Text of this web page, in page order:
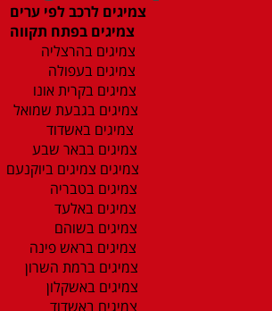
צמיגים לרכב לפי ערים
צמיגים בפתח תקווה
צמיגים בהרצליה
צמיגים בעפולה
צמיגים בקרית אונו
צמיגים בגבעת שמואל
צמיגים באשדוד
צמיגים בבאר שבע
צמיגים צמיגים ביוקנעם
צמיגים בטבריה
צמיגים באלעד
צמיגים בשוהם
צמיגים בראש פינה
צמיגים ברמת השרון
צמיגים באשקלון
צמיגים באשדוד